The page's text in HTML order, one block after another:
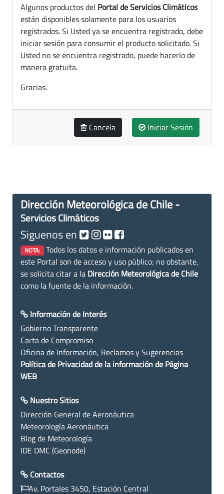
Algunos productos del Portal de Servicios Climáticos
están disponibles solamente para los usuarios
registrados. Si Usted ya se encuentra registrado, debe
iniciar sesión para consumir el producto solicitado. Si
Usted no se encuentra registrado, puede hacerlo de
manera gratuita.
Gracias.
Cancela Iniciar Sesión
Dirección Meteorológica de Chile -
Servicios Climáticos
Siguenos en
NOTA: Todos los datos e información publicados en
este Portal son de acceso y uso público; no obstante,
se solicita citar a la Dirección Meteorológica de Chile
como la fuente de la información.
Información de Interés
Gobierno Transparente
Carta de Compromiso
Oficina de Información, Reclamos y Sugerencias
Política de Privacidad de la información de Página
WEB
Nuestro Sitios
Dirección General de Aeronáutica
Meteorología Aeronáutica
Blog de Meteorología
IDE DMC (Geonode)
Contactos
Av. Portales 3450, Estación Central